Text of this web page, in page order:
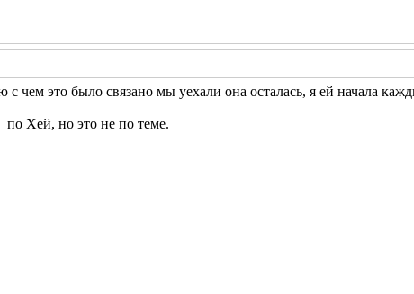
с чем это было связано мы уехали она осталась, я ей начала
по Хей, но это не по теме.